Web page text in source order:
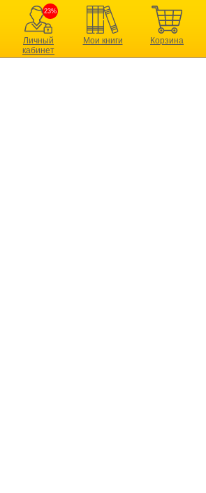
23%
Личный
кабинет
Мои книги Корзина